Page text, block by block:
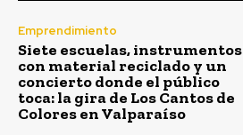
Emprendimiento
Siete escuelas, instrumentos
con material reciclado y un
concierto donde el público
toca: la gira de Los Cantos de
Colores en Valparaíso